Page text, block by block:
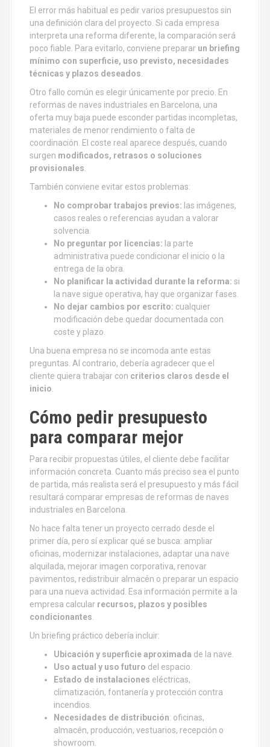
El error más habitual es pedir varios presupuestos sin
una definición clara del proyecto. Si cada empresa
interpreta una reforma diferente, la comparación será
poco fiable. Para evitarlo, conviene preparar un briefing
mínimo con superficie, uso previsto, necesidades
técnicas y plazos deseados.
Otro fallo común es elegir únicamente por precio. En
reformas de naves industriales en Barcelona, una
oferta muy baja puede esconder partidas incompletas,
materiales de menor rendimiento o falta de
coordinación. El coste real aparece después, cuando
surgen modificados, retrasos o soluciones
provisionales.
También conviene evitar estos problemas:
No comprobar trabajos previos: las imágenes,
casos reales o referencias ayudan a valorar
solvencia.
No preguntar por licencias: la parte
administrativa puede condicionar el inicio o la
entrega de la obra.
No planificar la actividad durante la reforma: si
la nave sigue operativa, hay que organizar fases.
No dejar cambios por escrito: cualquier
modificación debe quedar documentada con
coste y plazo.
Una buena empresa no se incomoda ante estas
preguntas. Al contrario, debería agradecer que el
cliente quiera trabajar con criterios claros desde el
inicio.
Cómo pedir presupuesto
para comparar mejor
Para recibir propuestas útiles, el cliente debe facilitar
información concreta. Cuanto más preciso sea el punto
de partida, más realista será el presupuesto y más fácil
resultará comparar empresas de reformas de naves
industriales en Barcelona.
No hace falta tener un proyecto cerrado desde el
primer día, pero sí explicar qué se busca: ampliar
oficinas, modernizar instalaciones, adaptar una nave
alquilada, mejorar imagen corporativa, renovar
pavimentos, redistribuir almacén o preparar un espacio
para una nueva actividad. Esa información permite a la
empresa calcular recursos, plazos y posibles
condicionantes.
Un briefing práctico debería incluir:
Ubicación y superficie aproximada de la nave.
Uso actual y uso futuro del espacio.
Estado de instalaciones eléctricas,
climatización, fontanería y protección contra
incendios.
Necesidades de distribución: oficinas,
almacén, producción, vestuarios, recepción o
showroom.